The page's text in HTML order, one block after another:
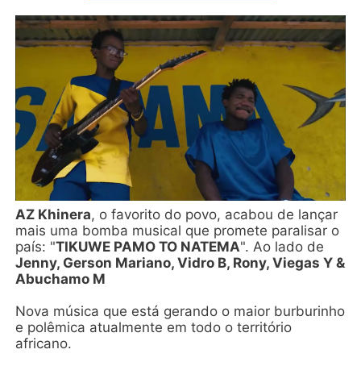
AZ Khinera, o favorito do povo, acabou de lançar
mais uma bomba musical que promete paralisar o
país: "TIKUWE PAMO TO NATEMA". Ao lado de
Jenny, Gerson Mariano, Vidro B, Rony, Viegas Y &
Abuchamo M
Nova música que está gerando o maior burburinho
e polêmica atualmente em todo o território
africano.